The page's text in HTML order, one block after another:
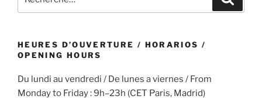
pour
HEURES D’OUVERTURE / HORARIOS /
OPENING HOURS
Du lundi au vendredi / De lunes a viernes / From
Monday to Friday : 9h–23h (CET Paris, Madrid)